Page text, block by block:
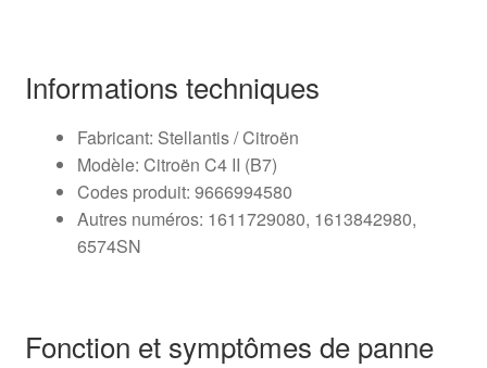
Informations techniques
Fabricant: Stellantis / Citroën
Modèle: Citroën C4 II (B7)
Codes produit: 9666994580
Autres numéros: 1611729080, 1613842980,
6574SN
Fonction et symptômes de panne